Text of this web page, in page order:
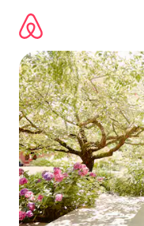
videre
indhold